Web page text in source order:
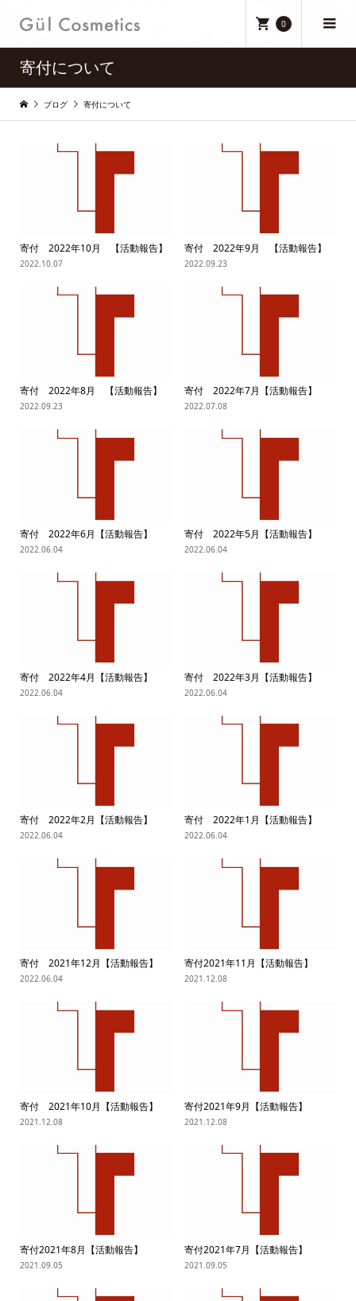
0
寄付について
ブログ 寄付について
寄付 2022年10月 【活動報告】
2022.10.07
寄付 2022年9月 【活動報告】
2022.09.23
寄付 2022年8月 【活動報告】
2022.09.23
寄付 2022年7月【活動報告】
2022.07.08
寄付 2022年6月【活動報告】
2022.06.04
寄付 2022年5月【活動報告】
2022.06.04
寄付 2022年4月【活動報告】
2022.06.04
寄付 2022年3月【活動報告】
2022.06.04
寄付 2022年2月【活動報告】
2022.06.04
寄付 2022年1月【活動報告】
2022.06.04
寄付 2021年12月【活動報告】
2022.06.04
寄付2021年11月【活動報告】
2021.12.08
寄付 2021年10月【活動報告】
2021.12.08
寄付2021年9月【活動報告】
2021.12.08
寄付2021年8月【活動報告】
2021.09.05
寄付2021年7月【活動報告】
2021.09.05